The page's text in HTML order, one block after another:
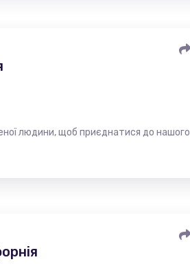
людини, щоб приєднатися до нашого